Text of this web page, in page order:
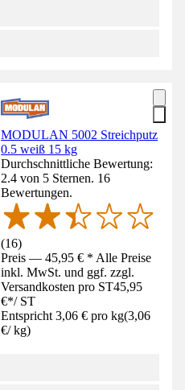
MODULAN 5002 Streichputz
0.5 weiß 15 kg
Durchschnittliche Bewertung:
2.4 von 5 Sternen. 16
Bewertungen.
(16)
Preis — 45,95 € * Alle Preise
inkl. MwSt. und ggf. zzgl.
Versandkosten pro ST45,95
€*/ ST
Entspricht 3,06 € pro kg(3,06
€/ kg)